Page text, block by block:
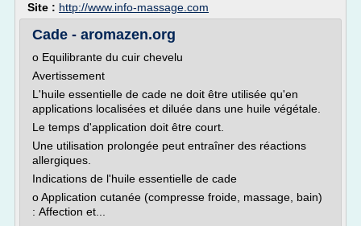
Site : http://www.info-massage.com
Cade - aromazen.org
o Equilibrante du cuir chevelu
Avertissement
L'huile essentielle de cade ne doit être utilisée qu'en
applications localisées et diluée dans une huile végétale.
Le temps d'application doit être court.
Une utilisation prolongée peut entraîner des réactions
allergiques.
Indications de l'huile essentielle de cade
o Application cutanée (compresse froide, massage, bain)
: Affection et...